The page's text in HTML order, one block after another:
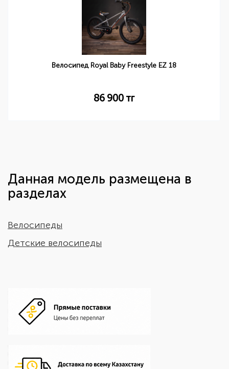
Велосипед Royal Baby Freestyle EZ 18
86 900 тг
Данная модель размещена в
разделах
Велосипеды
Детские велосипеды